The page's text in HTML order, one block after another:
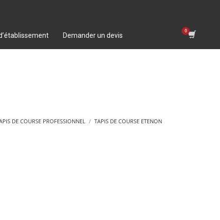
Demander un devis
DE COURSE PROFESSIONNEL TAPIS DE COURSE ETENON